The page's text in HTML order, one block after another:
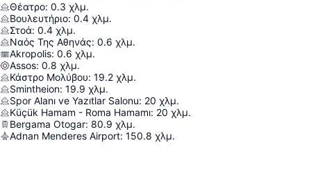
Θέατρο: 0.3 χλμ.
Βουλευτήριο: 0.4 χλμ.
Στοά: 0.4 χλμ.
Ναός Της Αθηνάς: 0.6 χλμ.
Akropolis: 0.6 χλμ.
Assos: 0.8 χλμ.
Κάστρο Μολύβου: 19.2 χλμ.
Smintheion: 19.9 χλμ.
Spor Alanı ve Yazıtlar Salonu: 20 χλμ.
Küçük Hamam - Roma Hamamı: 20 χλμ.
Bergama Otogar: 80.9 χλμ.
Adnan Menderes Airport: 150.8 χλμ.